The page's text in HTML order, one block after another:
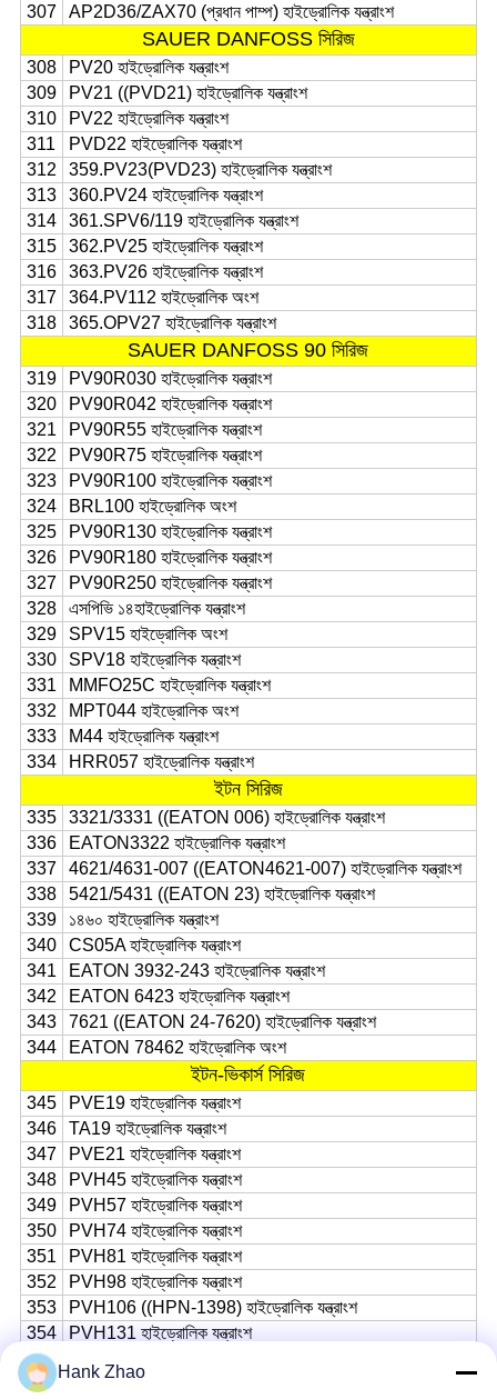
307
AP2D36/ZAX70 (প্রধান পাম্প) হাইড্রোলিক যন্ত্রাংশ
SAUER DANFOSS সিরিজ
308
PV20 হাইড্রোলিক যন্ত্রাংশ
309
PV21 ((PVD21) হাইড্রোলিক যন্ত্রাংশ
310
PV22 হাইড্রোলিক যন্ত্রাংশ
311
PVD22 হাইড্রোলিক যন্ত্রাংশ
312
359.PV23(PVD23) হাইড্রোলিক যন্ত্রাংশ
313
360.PV24 হাইড্রোলিক যন্ত্রাংশ
314
361.SPV6/119 হাইড্রোলিক যন্ত্রাংশ
315
362.PV25 হাইড্রোলিক যন্ত্রাংশ
316
363.PV26 হাইড্রোলিক যন্ত্রাংশ
317
364.PV112 হাইড্রোলিক অংশ
318
365.OPV27 হাইড্রোলিক যন্ত্রাংশ
SAUER DANFOSS 90 সিরিজ
319
PV90R030 হাইড্রোলিক যন্ত্রাংশ
320
PV90R042 হাইড্রোলিক যন্ত্রাংশ
321
PV90R55 হাইড্রোলিক যন্ত্রাংশ
322
PV90R75 হাইড্রোলিক যন্ত্রাংশ
323
PV90R100 হাইড্রোলিক যন্ত্রাংশ
324
BRL100 হাইড্রোলিক অংশ
325
PV90R130 হাইড্রোলিক যন্ত্রাংশ
326
PV90R180 হাইড্রোলিক যন্ত্রাংশ
327
PV90R250 হাইড্রোলিক যন্ত্রাংশ
328
এসপিভি ১৪হাইড্রোলিক যন্ত্রাংশ
329
SPV15 হাইড্রোলিক অংশ
330
SPV18 হাইড্রোলিক যন্ত্রাংশ
331
MMFO25C হাইড্রোলিক যন্ত্রাংশ
332
MPT044 হাইড্রোলিক অংশ
333
M44 হাইড্রোলিক যন্ত্রাংশ
334
HRR057 হাইড্রোলিক যন্ত্রাংশ
ইটন সিরিজ
335
3321/3331 ((EATON 006) হাইড্রোলিক যন্ত্রাংশ
336
EATON3322 হাইড্রোলিক যন্ত্রাংশ
337
4621/4631-007 ((EATON4621-007) হাইড্রোলিক যন্ত্রাংশ
338
5421/5431 ((EATON 23) হাইড্রোলিক যন্ত্রাংশ
339
১৪৬০ হাইড্রোলিক যন্ত্রাংশ
340
CS05A হাইড্রোলিক যন্ত্রাংশ
341
EATON 3932-243 হাইড্রোলিক যন্ত্রাংশ
342
EATON 6423 হাইড্রোলিক যন্ত্রাংশ
343
7621 ((EATON 24-7620) হাইড্রোলিক যন্ত্রাংশ
344
EATON 78462 হাইড্রোলিক অংশ
ইটন-ভিকার্স সিরিজ
345
PVE19 হাইড্রোলিক যন্ত্রাংশ
346
TA19 হাইড্রোলিক যন্ত্রাংশ
347
PVE21 হাইড্রোলিক যন্ত্রাংশ
348
PVH45 হাইড্রোলিক যন্ত্রাংশ
349
PVH57 হাইড্রোলিক যন্ত্রাংশ
350
PVH74 হাইড্রোলিক যন্ত্রাংশ
351
PVH81 হাইড্রোলিক যন্ত্রাংশ
352
PVH98 হাইড্রোলিক যন্ত্রাংশ
353
PVH106 ((HPN-1398) হাইড্রোলিক যন্ত্রাংশ
354
PVH131 হাইড্রোলিক যন্ত্রাংশ
355
356
PVB5 হাইড্রোলিক যন্ত্রাংশ
Hank Zhao